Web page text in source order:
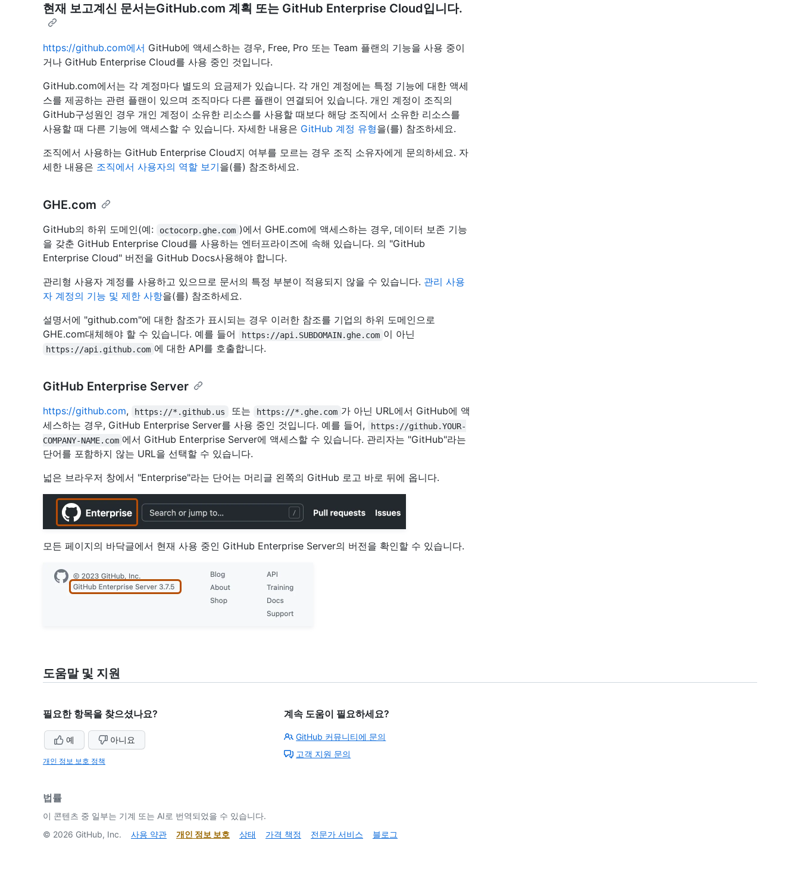
현재 보고계신 문서는GitHub.com 계획 또는 GitHub Enterprise Cloud입니다.
https://github.com에서 GitHub에 액세스하는 경우, Free, Pro 또는 Team 플랜의 기능을 사용 중이
거나 GitHub Enterprise Cloud를 사용 중인 것입니다.
GitHub.com에서는 각 계정마다 별도의 요금제가 있습니다. 각 개인 계정에는 특정 기능에 대한 액세
스를 제공하는 관련 플랜이 있으며 조직마다 다른 플랜이 연결되어 있습니다. 개인 계정이 조직의
GitHub구성원인 경우 개인 계정이 소유한 리소스를 사용할 때보다 해당 조직에서 소유한 리소스를
사용할 때 다른 기능에 액세스할 수 있습니다. 자세한 내용은 GitHub 계정 유형을(를) 참조하세요.
조직에서 사용하는 GitHub Enterprise Cloud지 여부를 모르는 경우 조직 소유자에게 문의하세요. 자
세한 내용은 조직에서 사용자의 역할 보기을(를) 참조하세요.
GHE.com
GitHub의 하위 도메인(예: octocorp.ghe.com )에서 GHE.com에 액세스하는 경우, 데이터 보존 기능
을 갖춘 GitHub Enterprise Cloud를 사용하는 엔터프라이즈에 속해 있습니다. 의 "GitHub
Enterprise Cloud" 버전을 GitHub Docs사용해야 합니다.
관리형 사용자 계정를 사용하고 있으므로 문서의 특정 부분이 적용되지 않을 수 있습니다. 관리 사용
자 계정의 기능 및 제한 사항을(를) 참조하세요.
설명서에 "github.com"에 대한 참조가 표시되는 경우 이러한 참조를 기업의 하위 도메인으로
GHE.com대체해야 할 수 있습니다. 예를 들어
https://api.SUBDOMAIN.ghe.com 이 아닌
https://api.github.com 에 대한 API를 호출합니다.
GitHub Enterprise Server
https://github.com, https://*.github.us 또는 https://*.ghe.com 가 아닌 URL에서 GitHub에 액
세스하는 경우, GitHub Enterprise Server를 사용 중인 것입니다. 예를 들어,
https://github.YOUR-
COMPANY-NAME.com 에서 GitHub Enterprise Server에 액세스할 수 있습니다. 관리자는 "GitHub"라는
단어를 포함하지 않는 URL을 선택할 수 있습니다.
넓은 브라우저 창에서 "Enterprise"라는 단어는 머리글 왼쪽의 GitHub 로고 바로 뒤에 옵니다.
모든 페이지의 바닥글에서 현재 사용 중인 GitHub Enterprise Server의 버전을 확인할 수 있습니다.
도움말 및 지원
필요한 항목을 찾으셨나요?
예 아니요
개인 정보 보호 정책
계속 도움이 필요하세요?
GitHub 커뮤니티에 문의
고객 지원 문의
법률
이 콘텐츠 중 일부는 기계 또는 AI로 번역되었을 수 있습니다.
© 2026 GitHub, Inc. 사용 약관 개인 정보 보호 상태 가격 책정 전문가 서비스 블로그